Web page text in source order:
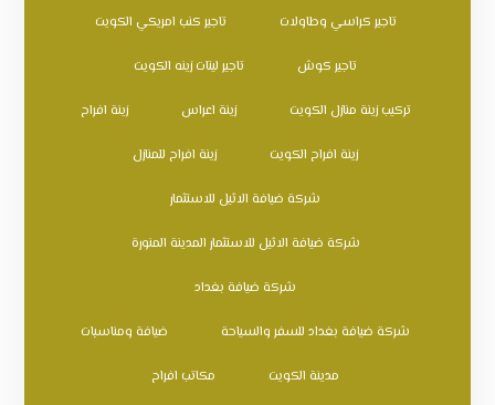
تاجير كراسي وطاولات تاجير كنب امريكي الكويت
تاجير كوش تاجير ليتات زينه الكويت
تركيب زينة منازل الكويت زينة اعراس زينة افراح
زينة افراح الكويت زينة افراح للمنازل
شركة ضيافة الاثيل للاستثمار
شركة ضيافة الاثيل للاستثمار المدينة المنورة
شركة ضيافة بغداد
شركة ضيافة بغداد للسفر والسياحة ضيافة ومناسبات
مدينة الكويت مكاتب افراح